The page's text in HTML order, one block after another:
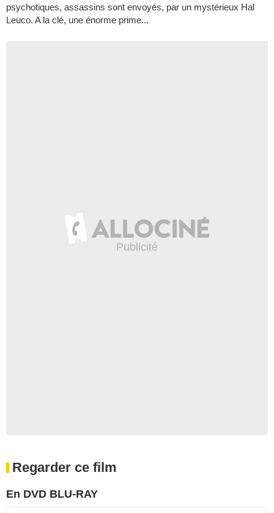
psychotiques, assassins sont envoyés, par un mystérieux Hal
Leuco. A la clé, une énorme prime...
Regarder ce film
En DVD BLU-RAY